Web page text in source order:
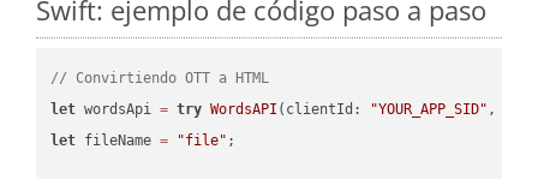
Swift: ejemplo de código paso a paso
// Convirtiendo OTT a HTML
let wordsApi = try WordsAPI (clientId: "YOUR_APP_SID" ,
let fileName = "file" ;